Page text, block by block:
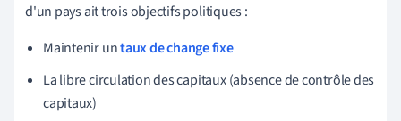
d'un pays ait trois objectifs politiques :
Maintenir untaux de change fixe
La libre circulation des capitaux (absence de contrôle des
capitaux)